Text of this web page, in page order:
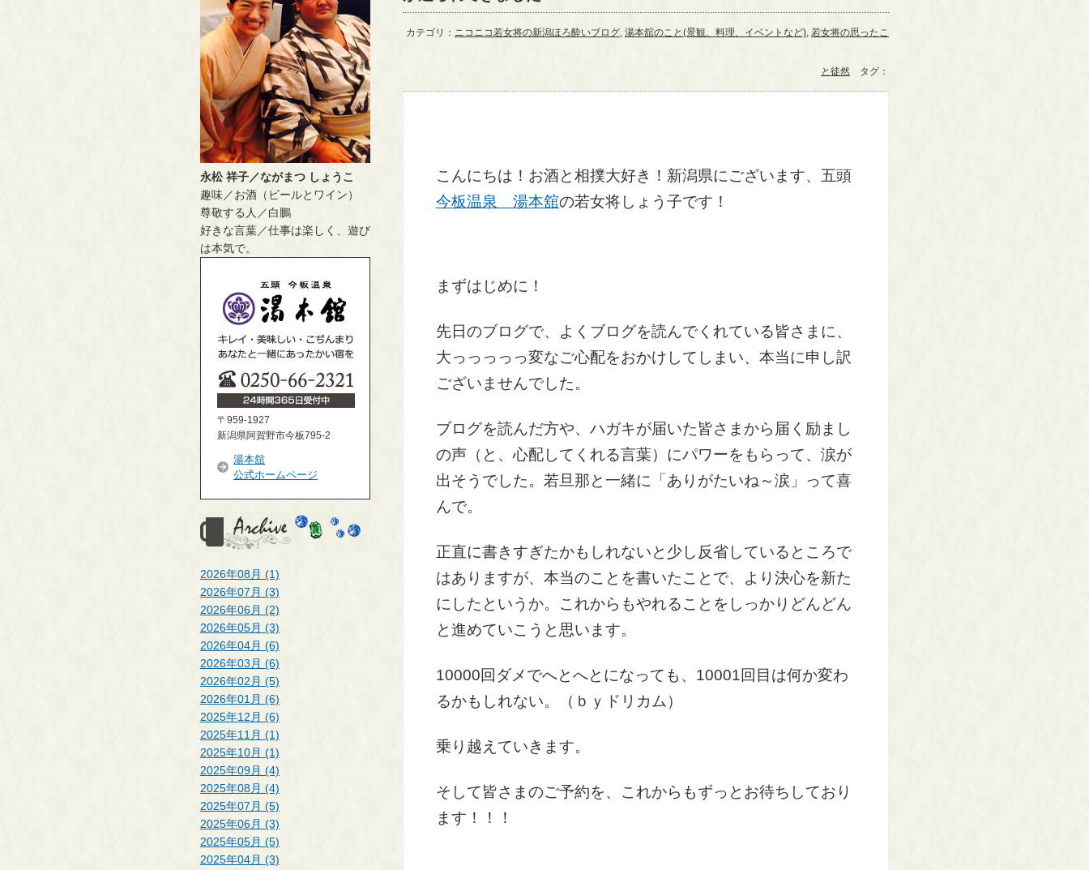
永松 祥子／ながまつ しょうこ
趣味／お酒（ビールとワイン）
尊敬する人／白鵬
好きな言葉／仕事は楽しく、遊び
は本気で。
〒959-1927
新潟県阿賀野市今板795-2
湯本舘
公式ホームページ
2026年08月 (1)
2026年07月 (3)
2026年06月 (2)
2026年05月 (3)
2026年04月 (6)
2026年03月 (6)
2026年02月 (5)
2026年01月 (6)
2025年12月 (6)
2025年11月 (1)
2025年10月 (1)
2025年09月 (4)
2025年08月 (4)
2025年07月 (5)
2025年06月 (3)
2025年05月 (5)
2025年04月 (3)
カテゴリ： ニコニコ若女将の新潟ほろ酔いブログ, 湯本舘のこと(景観、料理、イベントなど), 若女将の思ったこ
と徒然 タグ：
こんにちは！お酒と相撲大好き！新潟県にございます、五頭
今板温泉 湯本舘の若女将しょう子です！
まずはじめに！
先日のブログで、よくブログを読んでくれている皆さまに、
大っっっっっ変なご心配をおかけしてしまい、本当に申し訳
ございませんでした。
ブログを読んだ方や、ハガキが届いた皆さまから届く励まし
の声（と、心配してくれる言葉）にパワーをもらって、涙が
出そうでした。若旦那と一緒に「ありがたいね～涙」って喜
んで。
正直に書きすぎたかもしれないと少し反省しているところで
はありますが、本当のことを書いたことで、より決心を新た
にしたというか。これからもやれることをしっかりどんどん
と進めていこうと思います。
10000回ダメでへとへとになっても、10001回目は何か変わ
るかもしれない。（ｂｙドリカム）
乗り越えていきます。
そして皆さまのご予約を、これからもずっとお待ちしており
ます！！！